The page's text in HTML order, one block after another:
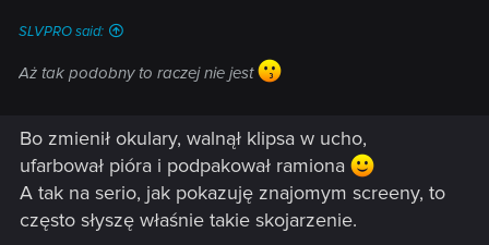
SLVPRO said:
Aż tak podobny to raczej nie jest
Bo zmienił okulary, walnął klipsa w ucho,
ufarbował pióra i podpakował ramiona
A tak na serio, jak pokazuję znajomym screeny, to
często słyszę właśnie takie skojarzenie.